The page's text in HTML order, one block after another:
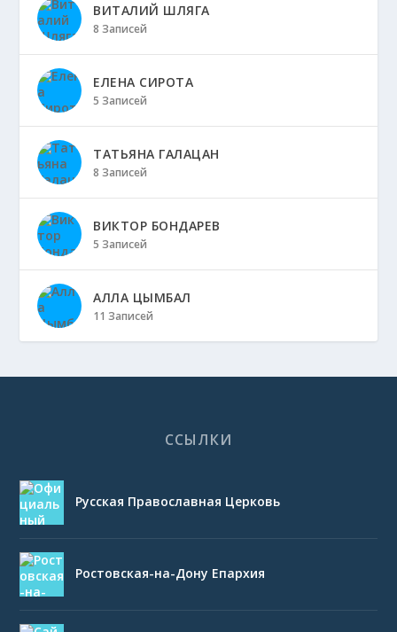
ВИТАЛИЙ ШЛЯГА
8 Записей
ЕЛЕНА СИРОТА
5 Записей
ТАТЬЯНА ГАЛАЦАН
8 Записей
ВИКТОР БОНДАРЕВ
5 Записей
АЛЛА ЦЫМБАЛ
11 Записей
ССЫЛКИ
Русская Православная Церковь
Ростовская-на-Дону Епархия